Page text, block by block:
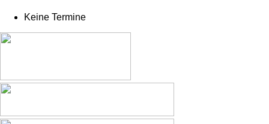
Keine Termine